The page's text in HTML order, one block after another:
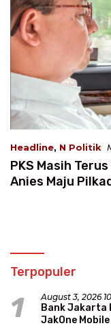
Headline, N Politik
PKS Masih
Anies Maju
Terpopuler
1 August 3, 2026
Bank Jakarta
JakOne